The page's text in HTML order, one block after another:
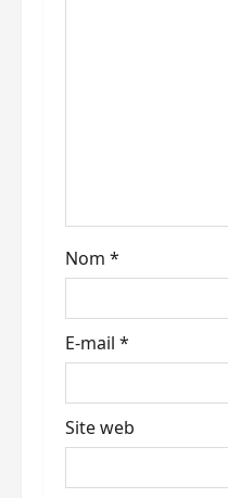
r
i
l
e
Nom *
E-mail *
Site web